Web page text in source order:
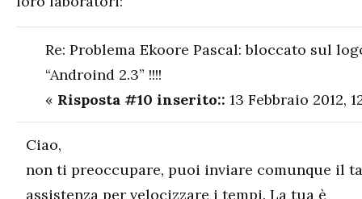
Re: Problema Ekoore Pascal: bloccato sul
“Androind 2.3” !!!!
« Risposta #10 inserito:: 13 Febbraio 2012,
Ciao,
non ti preoccupare, puoi inviare comunque il
assistenza per velocizzare i tempi. La tua è